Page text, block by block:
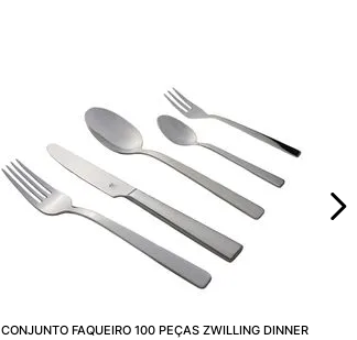
CONJUNTO FAQUEIRO 100 PEÇAS ZWILLING DINNER